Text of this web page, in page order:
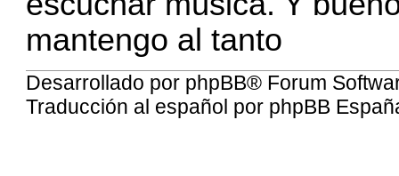
mantengo al tanto
Desarrollado por phpBB® Forum
Traducción al español por phpBB